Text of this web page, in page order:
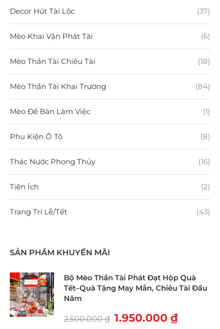
Decor Hút Tài Lộc (37)
Mèo Khai Vận Phát Tài (6)
Mèo Thần Tài Chiêu Tài (18)
Mèo Thần Tài Khai Trương (84)
Mèo Để Bàn Làm Việc (1)
Phụ Kiện Ô Tô (8)
Thác Nước Phong Thủy (16)
Tiện Ích (2)
Trang Trí Lễ/Tết (43)
SẢN PHẨM KHUYẾN MÃI
Bộ Mèo Thần Tài Phát Đạt Hộp Quà
Tết–Quà Tặng May Mắn, Chiêu Tài Đầu
Năm
2.500.000₫ 1.950.000 ₫